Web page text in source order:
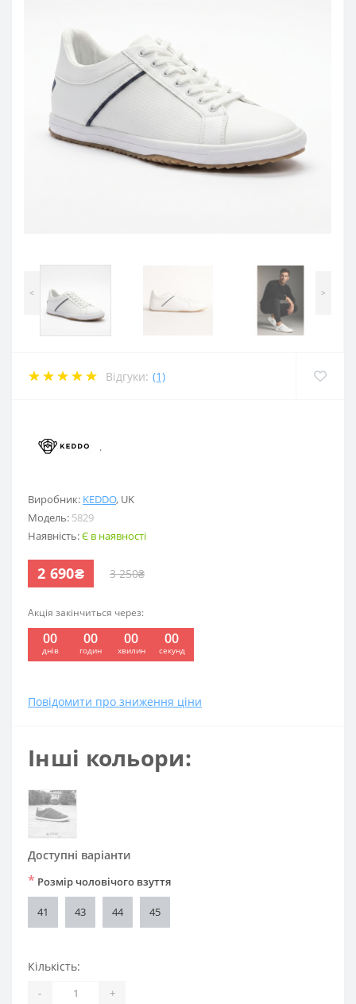
< >
Відгуки: (1)
Виробник: KEDDO, UK
Модель: 5829
Наявність:Є в наявності
2 690₴ 3 250₴
Акція закінчиться через:
00
днів
00
годин
00
хвилин
00
секунд
Повідомити про зниження ціни
.
Інші кольори:
Доступні варіанти
* Розмір чоловічого взуття
41 43 44 45
Кількість:
- +